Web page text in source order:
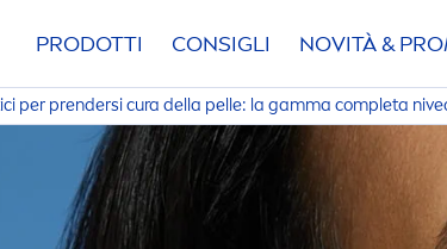
PRODOTTI CONSIGLI NOVITÀ &
per prendersi cura della pelle: la gamma completa
GAMMA DI